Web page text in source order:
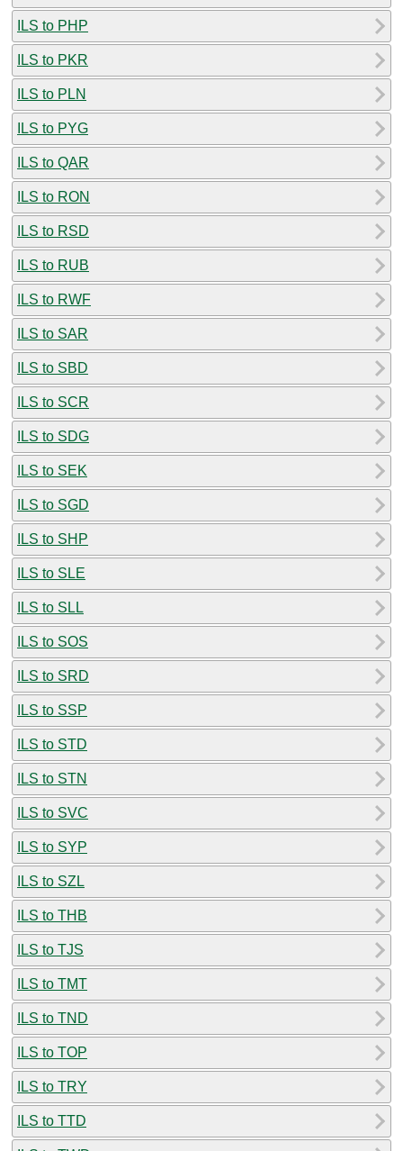
ILS to PHP
ILS to PKR
ILS to PLN
ILS to PYG
ILS to QAR
ILS to RON
ILS to RSD
ILS to RUB
ILS to RWF
ILS to SAR
ILS to SBD
ILS to SCR
ILS to SDG
ILS to SEK
ILS to SGD
ILS to SHP
ILS to SLE
ILS to SLL
ILS to SOS
ILS to SRD
ILS to SSP
ILS to STD
ILS to STN
ILS to SVC
ILS to SYP
ILS to SZL
ILS to THB
ILS to TJS
ILS to TMT
ILS to TND
ILS to TOP
ILS to TRY
ILS to TTD